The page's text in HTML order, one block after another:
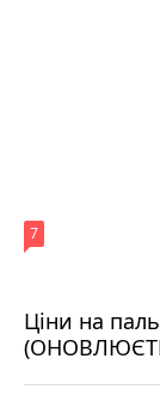
Ціни на
7